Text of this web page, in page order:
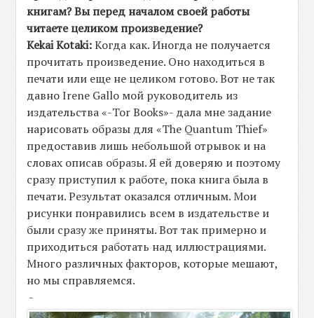
книгам? Вы перед началом своей работы
читаете целиком произведение?
Kekai Kotaki:Когда как. Иногда не получается
прочитать произведение. Оно находиться в
печати или еще не целиком готово. Вот не так
давно Irene Gallo мой руководитель из
издательства «-Tor Books»- дала мне задание
нарисовать образы для «The Quantum Thief»
предоставив лишь небольшой отрывок и на
словах описав образы. Я ей доверяю и поэтому
сразу приступил к работе, пока книга была в
печати. Результат оказался отличным. Мои
рисунки понравились всем в издательстве и
были сразу же приняты. Вот так примерно и
приходиться работать над иллюстрациями.
Много различных факторов, которые мешают,
но мы справляемся.
-